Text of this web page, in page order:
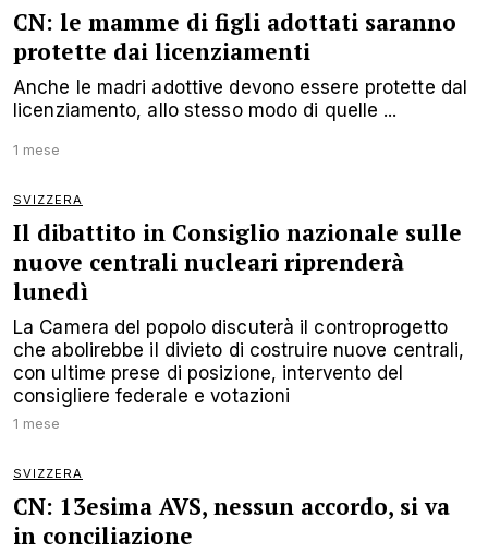
CN: le mamme di figli adottati saranno
protette dai licenziamenti
Anche le madri adottive devono essere protette dal
licenziamento, allo stesso modo di quelle ...
1 mese
SVIZZERA
Il dibattito in Consiglio nazionale sulle
nuove centrali nucleari riprenderà
lunedì
La Camera del popolo discuterà il controprogetto
che abolirebbe il divieto di costruire nuove centrali,
con ultime prese di posizione, intervento del
consigliere federale e votazioni
1 mese
SVIZZERA
CN: 13esima AVS, nessun accordo, si va
in conciliazione